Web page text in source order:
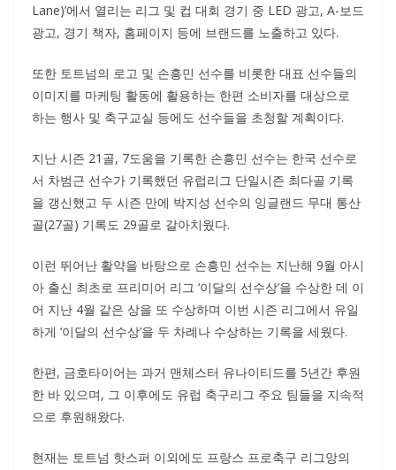
Lane)’에서 열리는 리그 및 컵 대회 경기 중 LED 광고, A-보드
광고, 경기 책자, 홈페이지 등에 브랜드를 노출하고 있다.
또한 토트넘의 로고 및 손흥민 선수를 비롯한 대표 선수들의
이미지를 마케팅 활동에 활용하는 한편 소비자를 대상으로
하는 행사 및 축구교실 등에도 선수들을 초청할 계획이다.
지난 시즌 21골, 7도움을 기록한 손흥민 선수는 한국 선수로
서 차범근 선수가 기록했던 유럽리그 단일시즌 최다골 기록
을 갱신했고 두 시즌 만에 박지성 선수의 잉글랜드 무대 통산
골(27골) 기록도 29골로 갈아치웠다.
이런 뛰어난 활약을 바탕으로 손흥민 선수는 지난해 9월 아시
아 출신 최초로 프리미어 리그 ‘이달의 선수상’을 수상한 데 이
어 지난 4월 같은 상을 또 수상하며 이번 시즌 리그에서 유일
하게 ‘이달의 선수상’을 두 차례나 수상하는 기록을 세웠다.
한편, 금호타이어는 과거 맨체스터 유나이티드를 5년간 후원
한 바 있으며, 그 이후에도 유럽 축구리그 주요 팀들을 지속적
으로 후원해왔다.
현재는 토트넘 핫스퍼 이외에도 프랑스 프로축구 리그앙의